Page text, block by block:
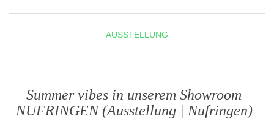
AUSSTELLUNG
Summer vibes in unserem Showroom
NUFRINGEN (Ausstellung | Nufringen)